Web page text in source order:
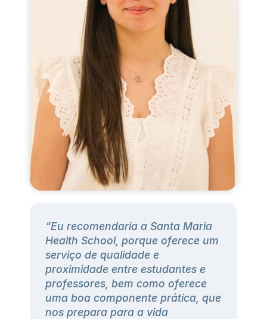
“Eu recomendaria a Santa Maria
Health School, porque oferece um
serviço de qualidade e
proximidade entre estudantes e
professores, bem como oferece
uma boa componente prática, que
nos prepara para a vida